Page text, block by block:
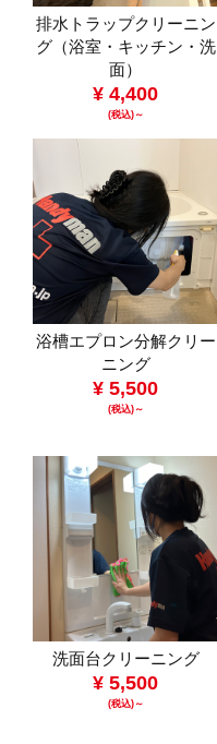
排水トラップクリーニン
グ（浴室・キッチン・洗
面）
¥ 4,400
(税込)～
浴槽エプロン分解クリー
ニング
¥ 5,500
(税込)～
洗面台クリーニング
¥ 5,500
(税込)～